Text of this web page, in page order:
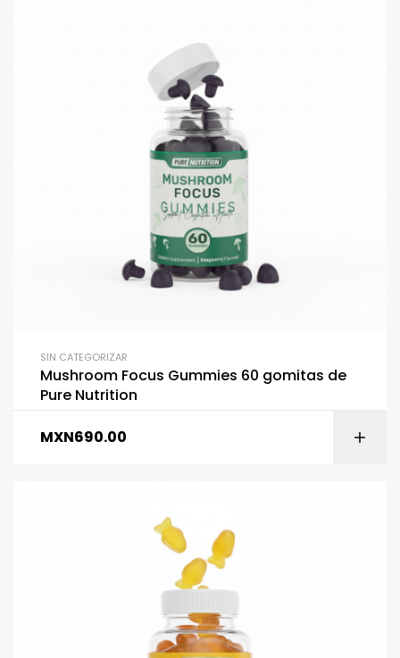
SIN CATEGORIZAR
Mushroom Focus Gummies 60 gomitas de
Pure Nutrition
MXN690.00